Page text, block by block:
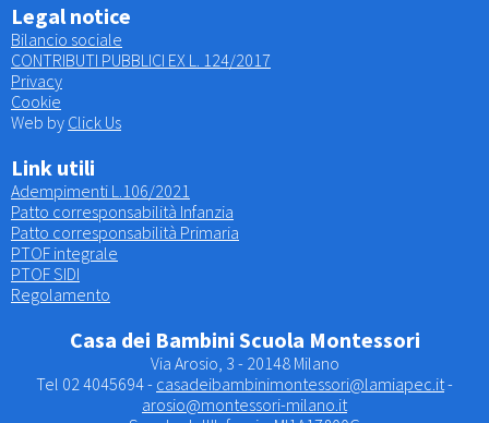
Casa dei Bambini Scuola Montessori
Via Arosio, 3 - 20148 Milano
Tel 02 4045694 - casadeibambinimontessori@lamiapec.it-
arosio@montessori-milano.it
Legal notice
Bilancio sociale
CONTRIBUTI PUBBLICI EX L. 124/2017
Privacy
Cookie
Web by Click Us
Link utili
Adempimenti L.106/2021
Patto corresponsabilità Infanzia
Patto corresponsabilità Primaria
PTOF integrale
PTOF SIDI
Regolamento